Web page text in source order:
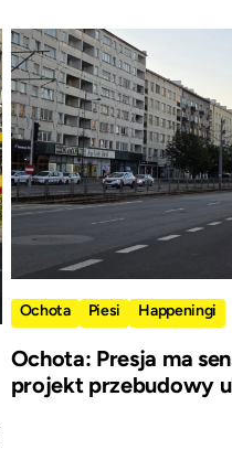
Ochota Piesi Happeningi
Ochota: Presja ma
projekt przebudowy